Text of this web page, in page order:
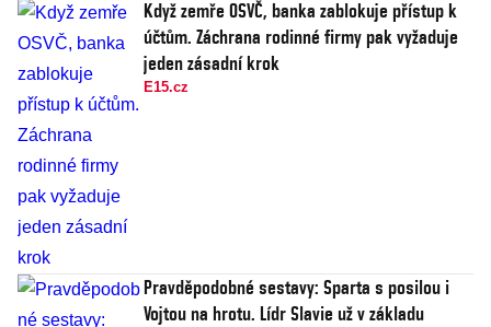
Když zemře OSVČ, banka zablokuje přístup k
účtům. Záchrana rodinné firmy pak vyžaduje
jeden zásadní krok
E15.cz
Pravděpodobné sestavy: Sparta s posilou i
Vojtou na hrotu. Lídr Slavie už v základu